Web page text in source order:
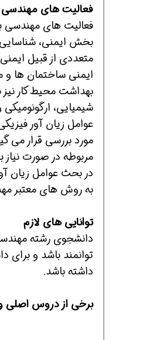
فعالیت های
فعالیت های
بخش ایمنی،
متعددی از قبیل
ایمنی ساختمان ها و
بهداشت محیط کار
شیمیایی،
عوامل زیان آور
مورد بررسی قرار می
مربوطه در صورت
در بحث عوامل زیان
به روش های معتبر
توانایی های لازم
دانشجوی رشته
توانمند باشد و
داشته باشد.
برخی از دروس
افسر HSE هوشمند شو